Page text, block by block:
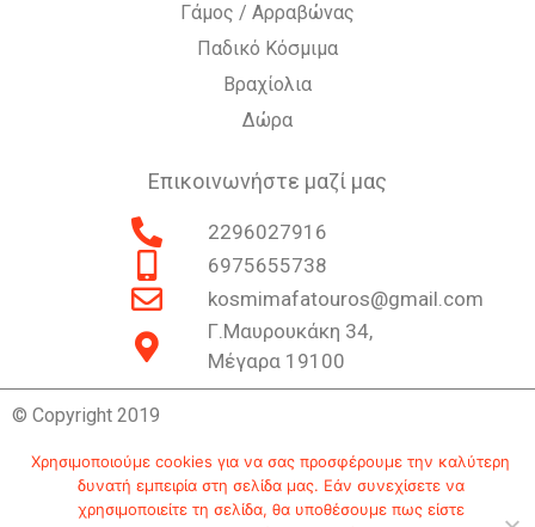
Γάμος / Αρραβώνας
Παδικό Κόσμιμα
Βραχίολια
Δώρα
Επικοινωνήστε μαζί μας
2296027916
6975655738
kosmimafatouros@gmail.com
Γ.Μαυρουκάκη 34,
Μέγαρα 19100
© Copyright 2019
Επικοινωνία Ιστορία Πολιτική Απορρήτου
Χρησιμοποιούμε cookies για να σας προσφέρουμε την καλύτερη
δυνατή εμπειρία στη σελίδα μας. Εάν συνεχίσετε να
χρησιμοποιείτε τη σελίδα, θα υποθέσουμε πως είστε